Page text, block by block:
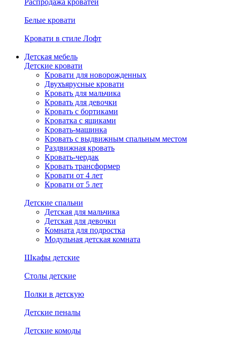
Распродажа кроватей
Белые кровати
Кровати в стиле Лофт
Детская мебель
Детские кровати
Кровати для новорожденных
Двухъярусные кровати
Кровать для мальчика
Кровать для девочки
Кровать с бортиками
Кроватка с ящиками
Кровать-машинка
Кровать с выдвижным спальным местом
Раздвижная кровать
Кровать-чердак
Кровать трансформер
Кровати от 4 лет
Кровати от 5 лет
Детские спальни
Детская для мальчика
Детская для девочки
Комната для подростка
Модульная детская комната
Шкафы детские
Столы детские
Полки в детскую
Детские пеналы
Детские комоды